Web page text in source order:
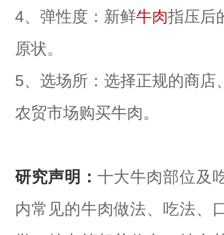
4、弹性度：新鲜牛肉指压后
原状。
5、选场所：选择正规的商店
农贸市场购买牛肉。
研究声明： 十大牛肉部位及
内常见的牛肉做法、吃法、